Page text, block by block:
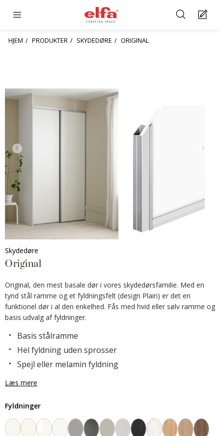
HJEM PRODUKTER SKYDEDØRE ORIGINAL
Skydedøre
Original
Original, den mest basale dør i vores skydedørsfamilie. Med en
tynd stål ramme og et fyldningsfelt (design Plain) er det en
funktionel dør i al den enkelhed. Fås med hvid eller sølv ramme og
basis udvalg af fyldninger.
Basis stålramme
Hel fyldning uden sprosser
Spejl eller melamin fyldning
Læs mere
Fyldninger